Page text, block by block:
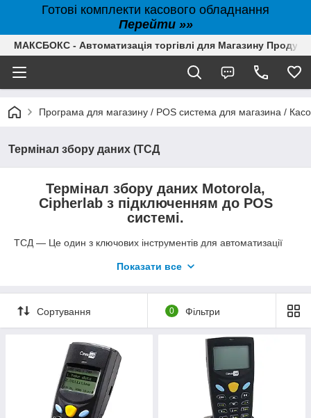
Готові комплекти касового обладнання
Перейти »»
МАКСБОКС - Автоматизація торгівлі для Магазину
Програма для магазину / POS система для магазина /
Термінал збору даних (ТСД
Термінал збору даних Motorola,
Cipherlab з підключенням до POS
системі.
ТСД — Це один з ключових інструментів для автоматизації
сфері логістичних компаній на поштових відділеннях для
вантажу рухається по складах у всіх регіонах України.
Придбати термінал збору даних
Ви можете зв'язавшись з
Показати все
Сортування 0 Фільтри